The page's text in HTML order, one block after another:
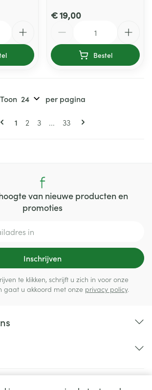
€ 19,00
Bestel
Pagina's
U lees momenteel pagina
1 Pagina
2 Pagina
3 ... Pagina
33
Toon per pagina
van nieuwe producten en
promoties
Inschrijven
te klikken, schrijft u zich in voor onze
gaat u akkoord met onze privacy policy.